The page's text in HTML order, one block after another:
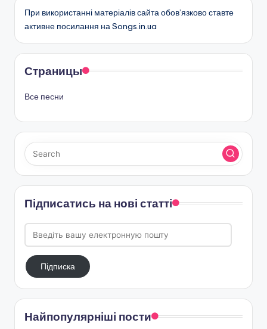
При використанні матеріалів сайта обов’язково ставте
активне посилання на Songs.in.ua
Страницы
Все песни
Підписатись на нові статті
Введіть
вашу
електронную
поштуПідписка
Найпопулярніші пости